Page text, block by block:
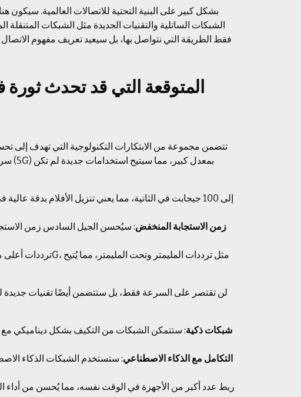
الشبكات الساتلية والتقنيات الجديدة مثل الشبكات المتنقلة
فقط الطريقة التي نتواصل بها، بل سيعيد تعريف مفهوم
زمن الاستجابة المنخفض
شبكات ذكية: ستتمكن الشبكات من التكيف بشكل ديناميكي مع
التكامل مع الذكاء الاصطناعي: ستستخدم الشبكات الذكاء